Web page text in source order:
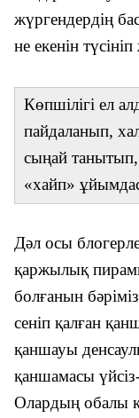
жүргендердің
не екенін
Көпшілігі ел
пайдаланып,
сыңай танытып,
«хайп»
Дәл осы
қаржылық
болғанын
сеніп қалған
қаншауы
қаншамасы
Олардың обалы